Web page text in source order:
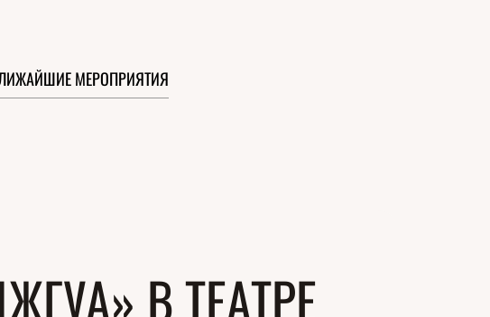
МЕРОПРИЯТИЯ
В ТЕАТРЕ